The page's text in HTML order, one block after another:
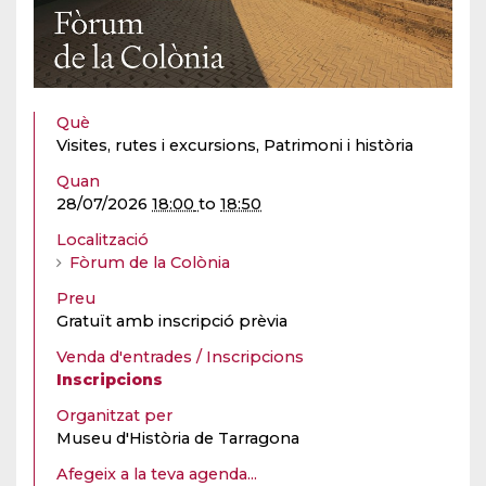
Què
Visites, rutes i excursions, Patrimoni i història
Quan
28/07/2026 18:00 to 18:50
Localització
Fòrum de la Colònia
Preu
Gratuït amb inscripció prèvia
Venda d'entrades / Inscripcions
Inscripcions
Organitzat per
Museu d'Història de Tarragona
Afegeix a la teva agenda...